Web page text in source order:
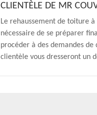
CLIENTÈLE DE MR
Le rehaussement de toiture
nécessaire de se préparer
procéder à des demandes
clientèle vous dresseront un